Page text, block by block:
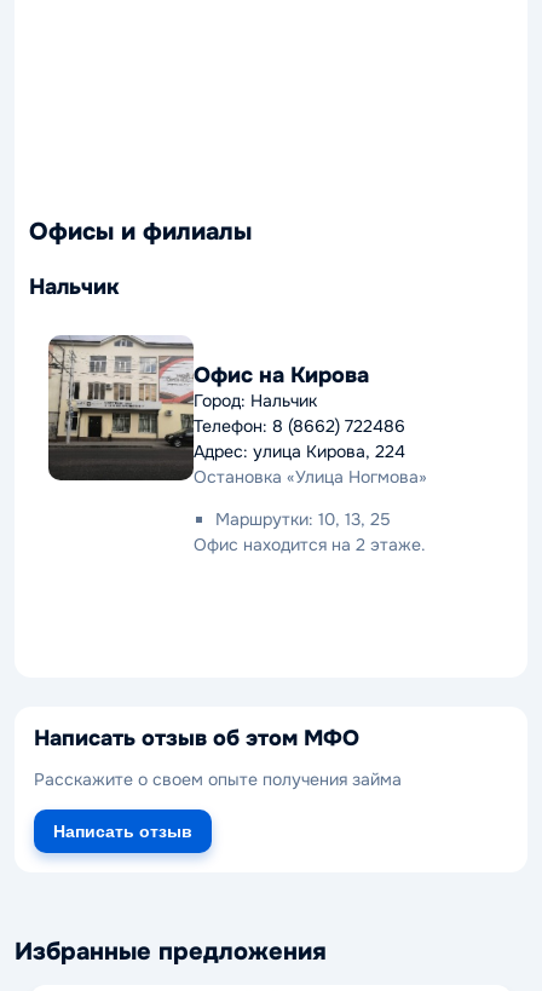
Офисы и филиалы
Нальчик
Офис на Кирова
Город: Нальчик
Телефон: 8 (8662) 722486
Адрес: улица Кирова, 224
Остановка «Улица Ногмова»
Маршрутки: 10, 13, 25
Офис находится на 2 этаже.
Написать отзыв об этом МФО
Расскажите о своем опыте получения займа
Написать отзыв
Избранные предложения